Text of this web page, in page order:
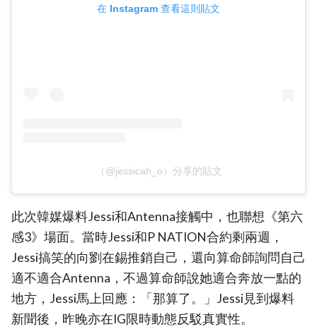
在 Instagram 查看這則貼文
（@jessicah_o）分享的貼文
此次韓媒爆料Jessi和Antenna接觸中，也聯想《第六
感3》場面。當時Jessi和P NATION合約剩兩週，
Jessi搞笑的向劉在錫推銷自己，還向算命師詢問自己
適不適合Antenna，不過算命師說她適合奔放一點的
地方，Jessi馬上回應：「那算了。」Jessi見到爆料
新聞後，昨晚亦在IG限時動態反駁真實性。